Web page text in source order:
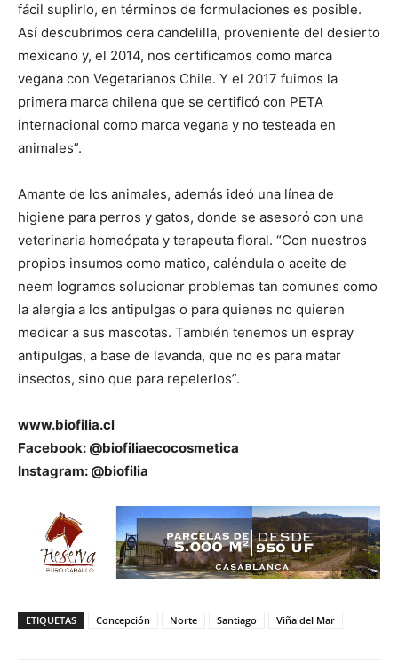
fácil suplirlo, en términos de formulaciones es posible.
Así descubrimos cera candelilla, proveniente del desierto
mexicano y, el 2014, nos certificamos como marca
vegana con Vegetarianos Chile. Y el 2017 fuimos la
primera marca chilena que se certificó con PETA
internacional como marca vegana y no testeada en
animales”.
Amante de los animales, además ideó una línea de
higiene para perros y gatos, donde se asesoró con una
veterinaria homeópata y terapeuta floral. “Con nuestros
propios insumos como matico, caléndula o aceite de
neem logramos solucionar problemas tan comunes como
la alergia a los antipulgas o para quienes no quieren
medicar a sus mascotas. También tenemos un espray
antipulgas, a base de lavanda, que no es para matar
insectos, sino que para repelerlos”.
www.biofilia.cl
Facebook: @biofiliaecocosmetica
Instagram: @biofilia
ETIQUETAS Concepción Norte Santiago Viña del Mar